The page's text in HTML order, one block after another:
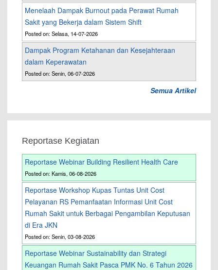
Menelaah Dampak Burnout pada Perawat Rumah
Sakit yang Bekerja dalam Sistem Shift
Posted on: Selasa, 14-07-2026
Dampak Program Ketahanan dan Kesejahteraan
dalam Keperawatan
Posted on: Senin, 06-07-2026
Semua Artikel
Reportase Kegiatan
Reportase Webinar Building Resilient Health Care
Posted on: Kamis, 06-08-2026
Reportase Workshop Kupas Tuntas Unit Cost
Pelayanan RS Pemanfaatan Informasi Unit Cost
Rumah Sakit untuk Berbagai Pengambilan Keputusan
di Era JKN
Posted on: Senin, 03-08-2026
Reportase Webinar Sustainability dan Strategi
Keuangan Rumah Sakit Pasca PMK No. 6 Tahun 2026